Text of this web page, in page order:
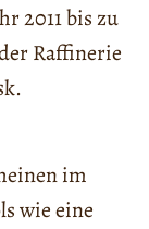
2011 bis zu
Raffinerie
im
wie eine